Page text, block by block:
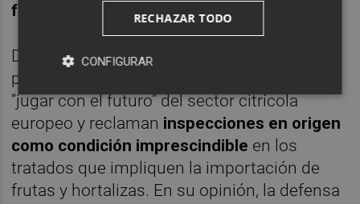
fronteras a las importaciones de ese país
Desde la organización agraria aseguran que
permitir la entrada de nuevas plagas supone
“jugar con el futuro” del sector citrícola
europeo y reclaman inspecciones en origen
como condición imprescindible en los
tratados que impliquen la importación de
frutas y hortalizas. En su opinión, la defensa
RECHAZAR TODO
CONFIGURAR